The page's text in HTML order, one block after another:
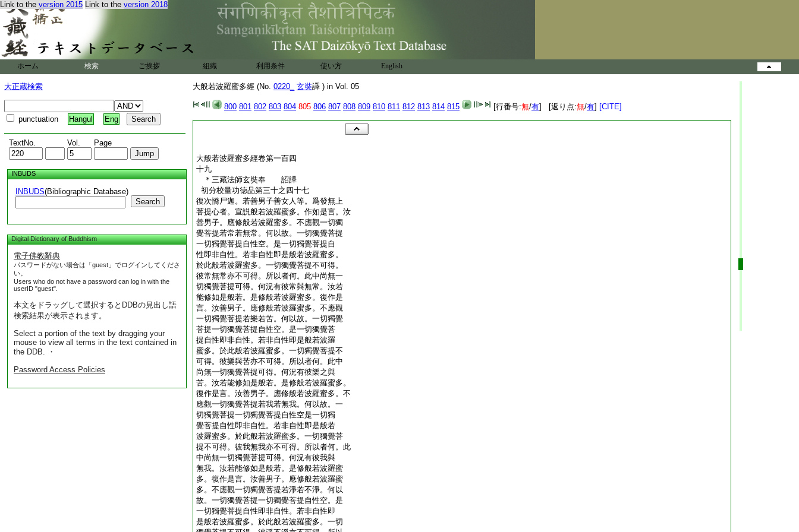
Link to the version 2015 Link to the version 2018
ホーム 検索 ご挨拶 組織 利用条件 使い方 English
大正蔵検索
punctuation Hangul Eng
TextNo. Vol. Page
INBUDS
INBUDS(Bibliographic Database)
Search
Digital Dictionary of Buddhism
電子佛教辭典
パスワードがない場合は「guest」でログインしてくださ
い。
Users who do not have a password can log in with the
userID "guest".
本文をドラッグして選択するとDDBの見出し語
検索結果が表示されます。
Select a portion of the text by dragging your
mouse to view all terms in the text contained in
the DDB. ・
Password Access Policies
大般若波羅蜜多經 (No. 0220_ 玄奘譯 ) in Vol. 05
800 801 802 803 804 805 806 807 808 809 810 811 812 813 814 815 [行番号:無/有] [返り点:無/有] [CITE]
大般若波羅蜜多經卷第一百四
十九
＊三藏法師玄奘奉 詔譯
初分校量功徳品第三十之四十七
復次憍尸迦。若善男子善女人等。爲發無上
菩提心者。宣説般若波羅蜜多。作如是言。汝
善男子。應修般若波羅蜜多。不應觀一切獨
覺菩提若常若無常。何以故。一切獨覺菩提
一切獨覺菩提自性空。是一切獨覺菩提自
性即非自性。若非自性即是般若波羅蜜多。
於此般若波羅蜜多。一切獨覺菩提不可得。
彼常無常亦不可得。所以者何。此中尚無一
切獨覺菩提可得。何況有彼常與無常。汝若
能修如是般若。是修般若波羅蜜多。復作是
言。汝善男子。應修般若波羅蜜多。不應觀
一切獨覺菩提若樂若苦。何以故。一切獨覺
菩提一切獨覺菩提自性空。是一切獨覺菩
提自性即非自性。若非自性即是般若波羅
蜜多。於此般若波羅蜜多。一切獨覺菩提不
可得。彼樂與苦亦不可得。所以者何。此中
尚無一切獨覺菩提可得。何況有彼樂之與
苦。汝若能修如是般若。是修般若波羅蜜多。
復作是言。汝善男子。應修般若波羅蜜多。不
應觀一切獨覺菩提若我若無我。何以故。一
切獨覺菩提一切獨覺菩提自性空是一切獨
覺菩提自性即非自性。若非自性即是般若
波羅蜜多。於此般若波羅蜜多。一切獨覺菩
提不可得。彼我無我亦不可得。所以者何。此
中尚無一切獨覺菩提可得。何況有彼我與
無我。汝若能修如是般若。是修般若波羅蜜
多。復作是言。汝善男子。應修般若波羅蜜
多。不應觀一切獨覺菩提若淨若不淨。何以
故。一切獨覺菩提一切獨覺菩提自性空。是
一切獨覺菩提自性即非自性。若非自性即
是般若波羅蜜多。於此般若波羅蜜多。一切